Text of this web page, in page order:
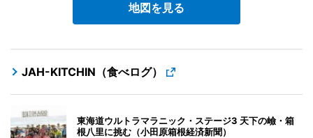
地図を見る
JAH-KITCHIN（食べログ）
東海道ウルトラマラニック・ステージ3 天下の嶮・箱
根八里に挑む（小田原箱根経済新聞）